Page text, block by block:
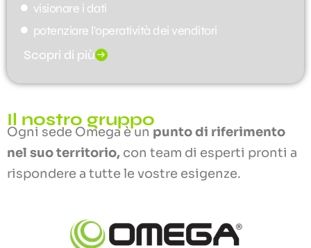
visionare i dati
potenziare l'operatività dei venditori
Scopri di più
Il nostro gruppo
Ogni sede Omega è un punto di riferimento
nel suo territorio, con team di esperti pronti a
rispondere a tutte le vostre esigenze.